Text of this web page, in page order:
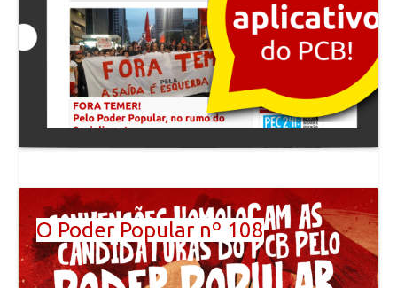
O Poder Popular nº 108